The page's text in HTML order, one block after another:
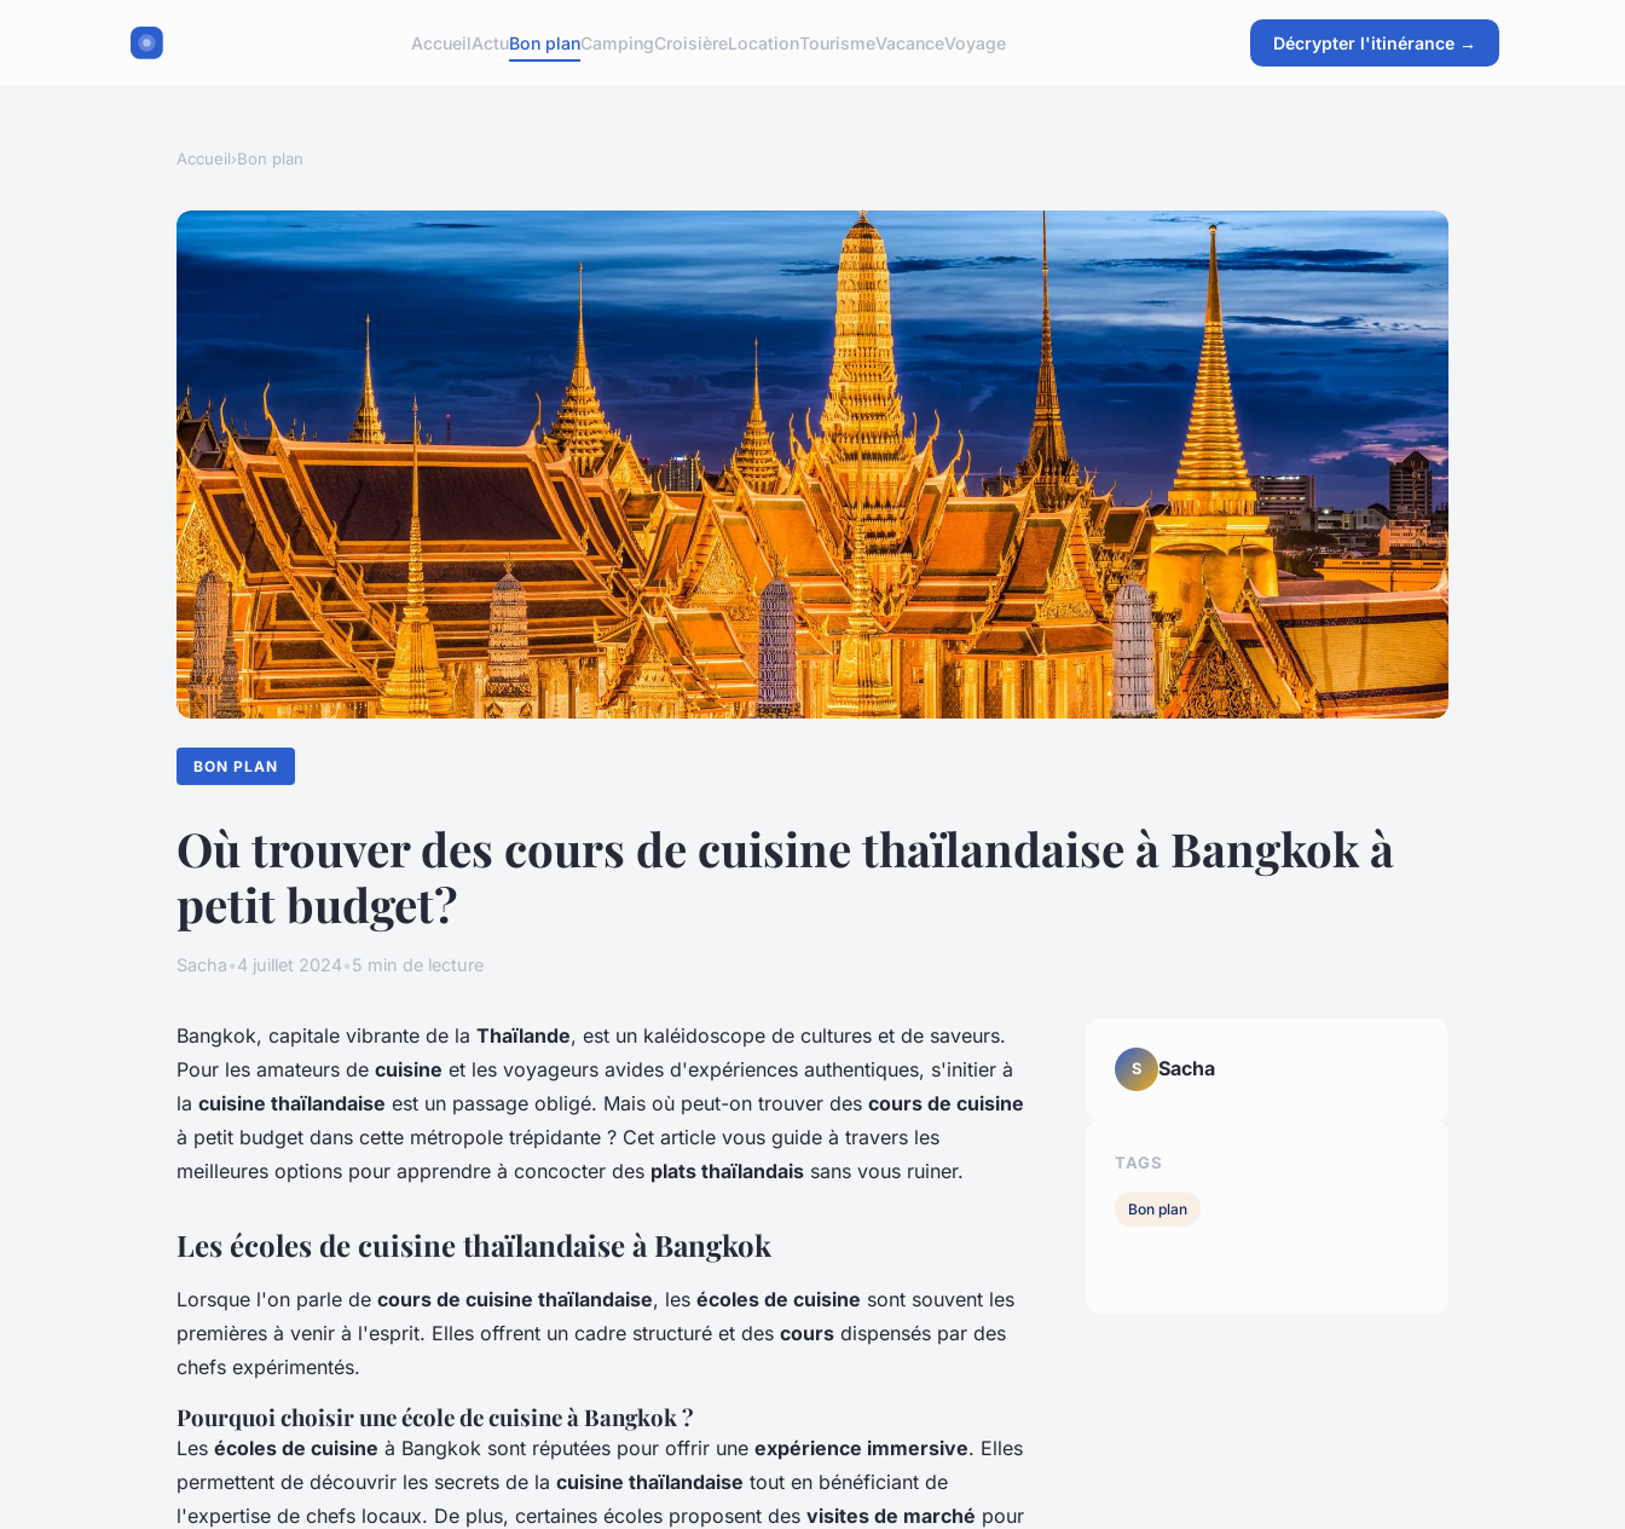
AccueilActuBon planCampingCroisièreLocationTourismeVacanceVoyage Décrypter l'itinérance →
Accueil›Bon plan
BON PLAN
Où trouver des cours de cuisine thaïlandaise à Bangkok à
petit budget?
Sacha•4 juillet 2024•5 min de lecture
Bangkok, capitale vibrante de la Thaïlande, est un kaléidoscope de cultures et de saveurs.
Pour les amateurs de cuisine et les voyageurs avides d'expériences authentiques, s'initier à
la cuisine thaïlandaise est un passage obligé. Mais où peut-on trouver des cours de cuisine
à petit budget dans cette métropole trépidante ? Cet article vous guide à travers les
meilleures options pour apprendre à concocter des plats thaïlandais sans vous ruiner.
Les écoles de cuisine thaïlandaise à Bangkok
Lorsque l'on parle de cours de cuisine thaïlandaise, les écoles de cuisine sont souvent les
premières à venir à l'esprit. Elles offrent un cadre structuré et des cours dispensés par des
chefs expérimentés.
Pourquoi choisir une école de cuisine à Bangkok ?
Les écoles de cuisine à Bangkok sont réputées pour offrir une expérience immersive. Elles
permettent de découvrir les secrets de la cuisine thaïlandaise tout en bénéficiant de
l'expertise de chefs locaux. De plus, certaines écoles proposent des visites de marché pour
S Sacha
TAGS
Bon plan